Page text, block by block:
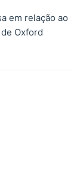
em relação ao
Oxford